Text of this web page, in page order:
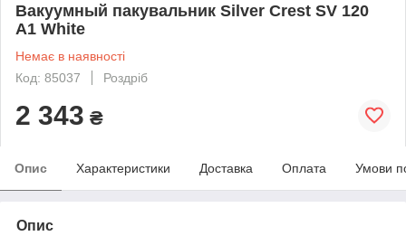
Вакуумный пакувальник Silver Crest SV 120
A1 White
Немає в наявності
Код: 85037
Роздріб
2 343 ₴
Опис Характеристики Доставка Оплата Умови
Опис